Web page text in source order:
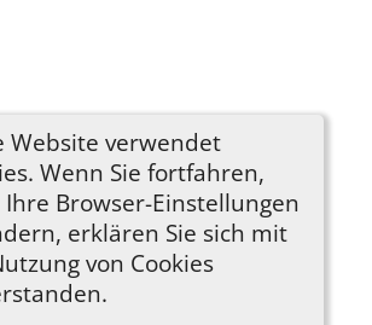
Website verwendet
Wenn Sie fortfahren,
Ihre Browser-Einstellungen
erklären Sie sich mit
von Cookies